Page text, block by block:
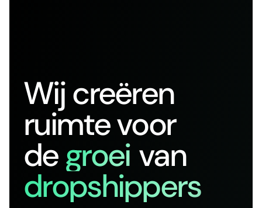
Wij creëren
ruimte voor
degroei van
dropshippers